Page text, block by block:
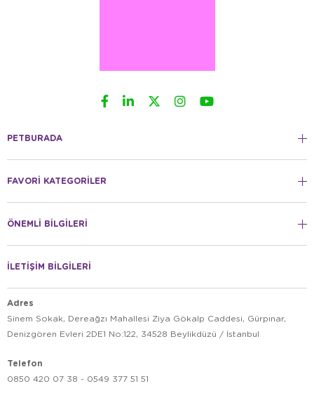
PETBURADA
FAVORİ KATEGORİLER
ÖNEMLİ BİLGİLERİ
İLETİŞİM BİLGİLERİ
Adres
Sinem Sokak, Dereağzı Mahallesi Ziya Gökalp Caddesi, Gürpınar,
Denizgören Evleri 2DE1 No:122, 34528 Beylikdüzü / İstanbul
Telefon
0850 420 07 38 - 0549 377 51 51